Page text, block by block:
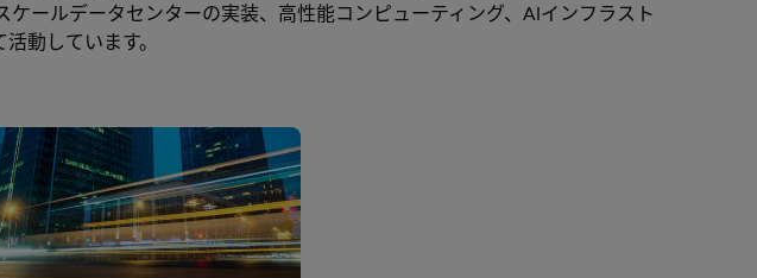
ールデータセンターの実装、高性能コンピューティング、AIインフラスト
動しています。